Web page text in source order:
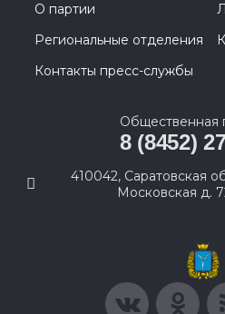
О партии
Региональные отделения
Контакты пресс-службы
Общественная
8 (8452)
410042, Саратовская
Московская д.